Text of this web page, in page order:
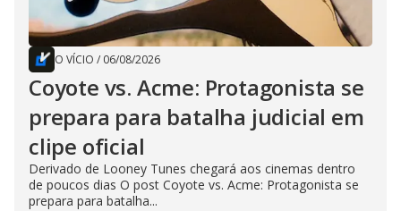
O VÍCIO / 06/08/2026
Coyote vs. Acme: Protagonista se
prepara para batalha judicial em
clipe oficial
Derivado de Looney Tunes chegará aos cinemas dentro
de poucos dias O post Coyote vs. Acme: Protagonista se
prepara para batalha...